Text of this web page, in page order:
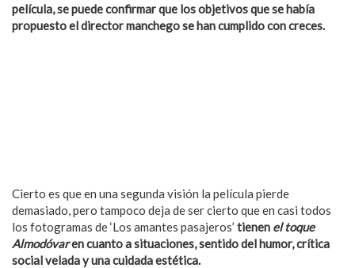
película, se puede confirmar que los objetivos que se había
propuesto el director manchego se han cumplido con creces.
Cierto es que en una segunda visión la película pierde
demasiado, pero tampoco deja de ser cierto que en casi todos
los fotogramas de ‘Los amantes pasajeros’ tienen el toque
Almodóvaren cuanto a situaciones, sentido del humor, crítica
social velada y una cuidada estética.